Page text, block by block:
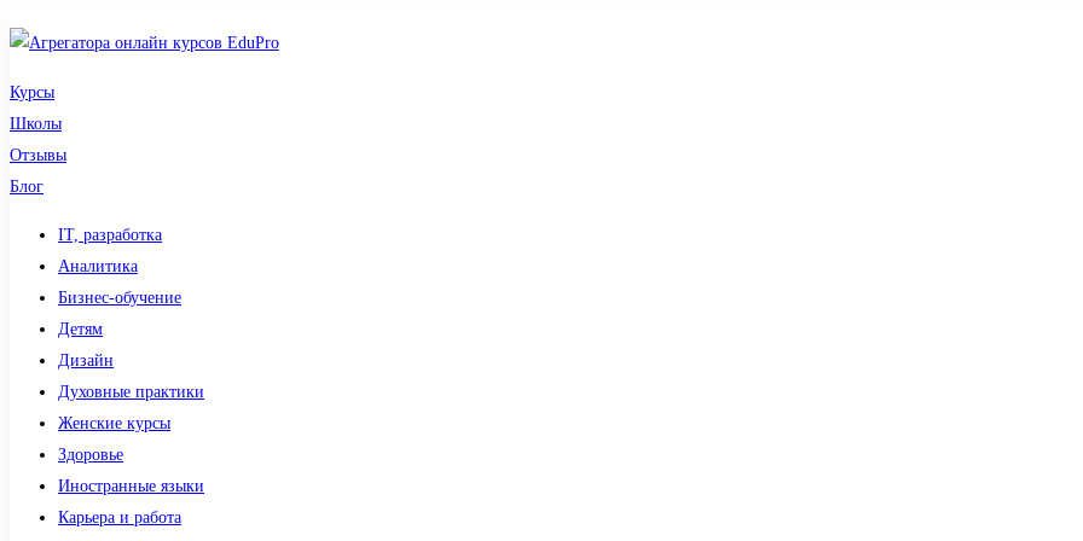
Курсы
Школы
Отзывы
Блог
IT, разработка
Аналитика
Бизнес-обучение
Детям
Дизайн
Духовные практики
Женские курсы
Здоровье
Иностранные языки
Карьера и работа